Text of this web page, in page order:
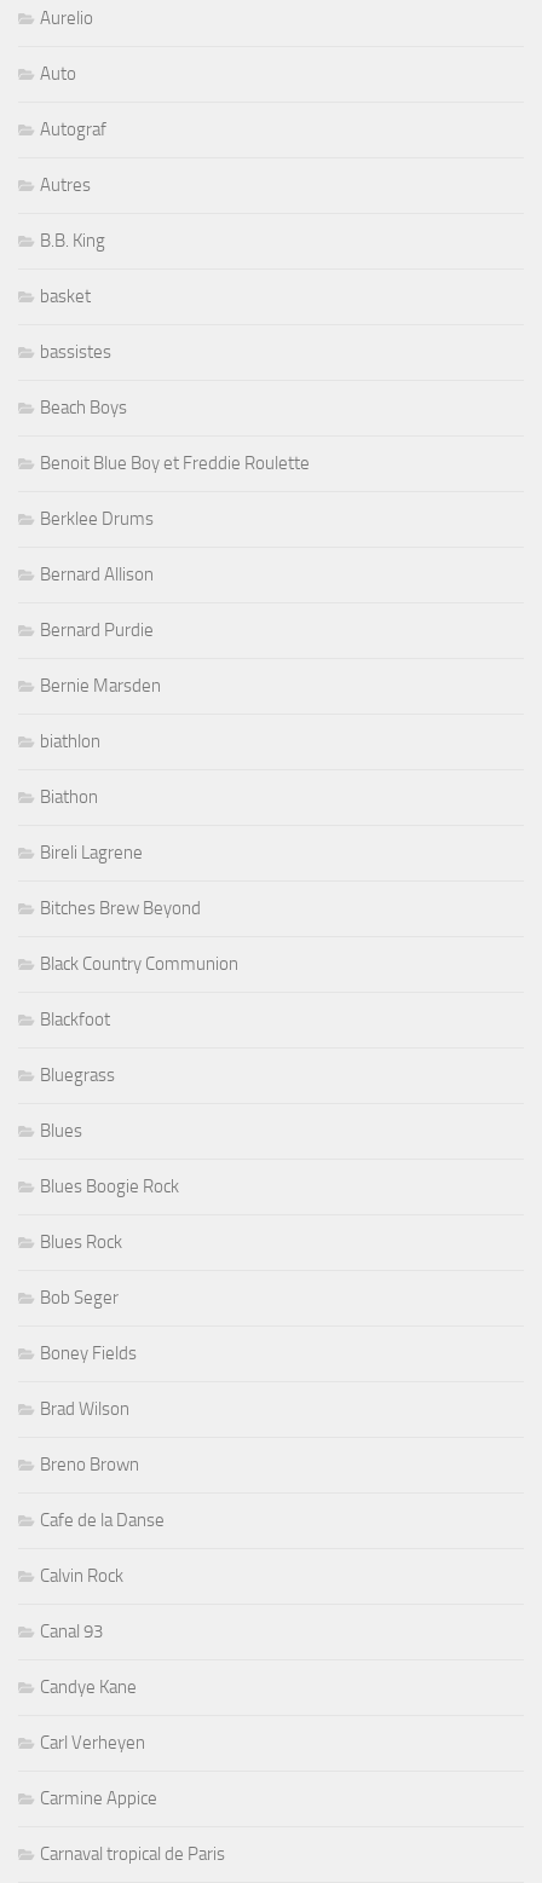
Aurelio
Auto
Autograf
Autres
B.B. King
basket
bassistes
Beach Boys
Benoit Blue Boy et Freddie Roulette
Berklee Drums
Bernard Allison
Bernard Purdie
Bernie Marsden
biathlon
Biathon
Bireli Lagrene
Bitches Brew Beyond
Black Country Communion
Blackfoot
Bluegrass
Blues
Blues Boogie Rock
Blues Rock
Bob Seger
Boney Fields
Brad Wilson
Breno Brown
Cafe de la Danse
Calvin Rock
Canal 93
Candye Kane
Carl Verheyen
Carmine Appice
Carnaval tropical de Paris